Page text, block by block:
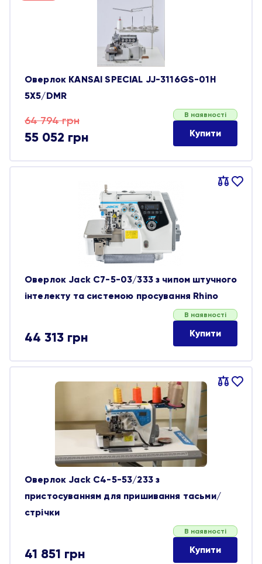
Оверлок KANSAI SPECIAL JJ-3116GS-01H
5X5/DMR
64 794грн
Оригінальна
ціна:
64 794 грн.
55 052 грн
Поточна
ціна:
55 052 грн.
В наявності
Купити
Порівняти
В
Оверлок Jack C7-5-03/333 з чипом штучного
інтелекту та системою просування Rhino
44 313 грн
В наявності
Купити
Порівняти
В
Оверлок Jack C4-5-53/233 з
пристосуванням для пришивання тасьми/
стрічки
41 851 грн
В наявності
Купити